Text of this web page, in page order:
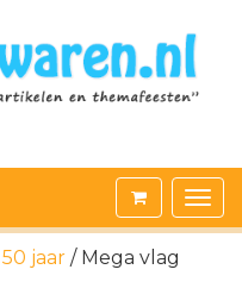
50 jaar / Mega vlag